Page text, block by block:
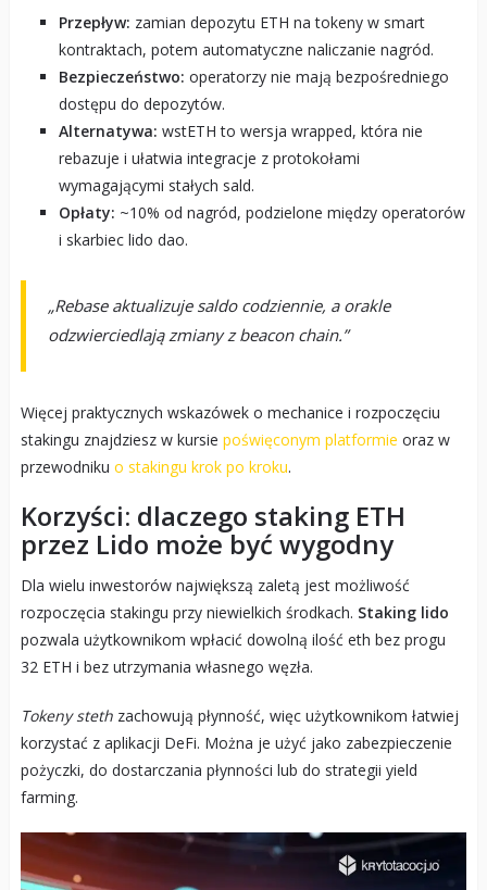
Przepływ: zamian depozytu ETH na tokeny w smart
kontraktach, potem automatyczne naliczanie nagród.
Bezpieczeństwo: operatorzy nie mają bezpośredniego
dostępu do depozytów.
Alternatywa: wstETH to wersja wrapped, która nie
rebazuje i ułatwia integracje z protokołami
wymagającymi stałych sald.
Opłaty: ~10% od nagród, podzielone między operatorów
i skarbiec lido dao.
„Rebase aktualizuje saldo codziennie, a orakle
odzwierciedlają zmiany z beacon chain.”
Więcej praktycznych wskazówek o mechanice i rozpoczęciu
stakingu znajdziesz w kursie poświęconym platformie oraz w
przewodniku o stakingu krok po kroku.
Korzyści: dlaczego staking ETH
przez Lido może być wygodny
Dla wielu inwestorów największą zaletą jest możliwość
rozpoczęcia stakingu przy niewielkich środkach. Staking lido
pozwala użytkownikom wpłacić dowolną ilość eth bez progu
32 ETH i bez utrzymania własnego węzła.
Tokeny stethzachowują płynność, więc użytkownikom łatwiej
korzystać z aplikacji DeFi. Można je użyć jako zabezpieczenie
pożyczki, do dostarczania płynności lub do strategii yield
farming.